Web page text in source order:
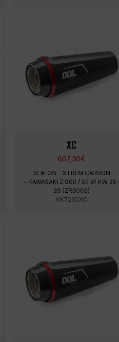
XC
607,30€
SLIP ON - XTREM CARBON
- KAWASAKI Z 900 / SE 91 KW 25-
26 (ZR900S)
KK7230XC